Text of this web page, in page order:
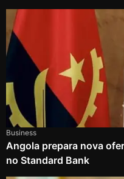
Business
Angola prepara nova
no Standard Bank